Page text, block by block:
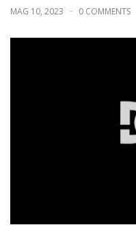
MAG 10, 2023 0 COMMENTS